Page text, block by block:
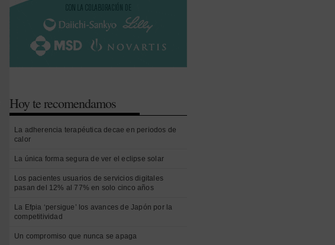
Hoy te recomendamos
La adherencia terapéutica decae en periodos de
calor
La única forma segura de ver el eclipse solar
Los pacientes usuarios de servicios digitales
pasan del 12% al 77% en solo cinco años
La Efpia ‘persigue’ los avances de Japón por la
competitividad
Un compromiso que nunca se apaga